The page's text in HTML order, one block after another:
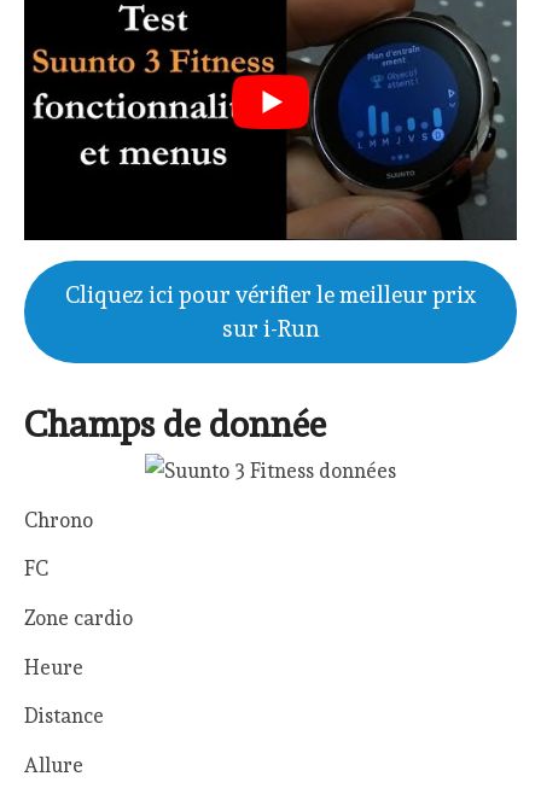
Cliquez ici pour vérifier le meilleur prix
sur i-Run
Champs de donnée
Chrono
FC
Zone cardio
Heure
Distance
Allure